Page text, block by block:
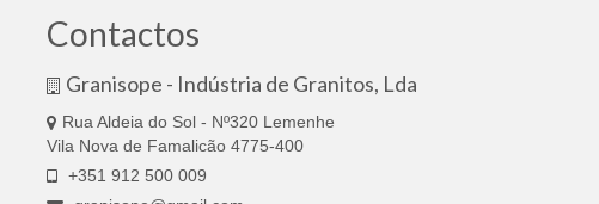
Contactos
Granisope - Indústria de Granitos, Lda
Rua Aldeia do Sol - Nº320 Lemenhe
Vila Nova de Famalicão 4775-400
+351 912 500 009